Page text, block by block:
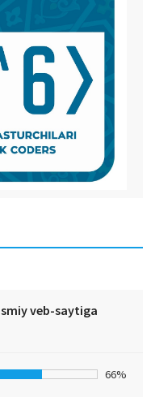
veb-saytiga
66%